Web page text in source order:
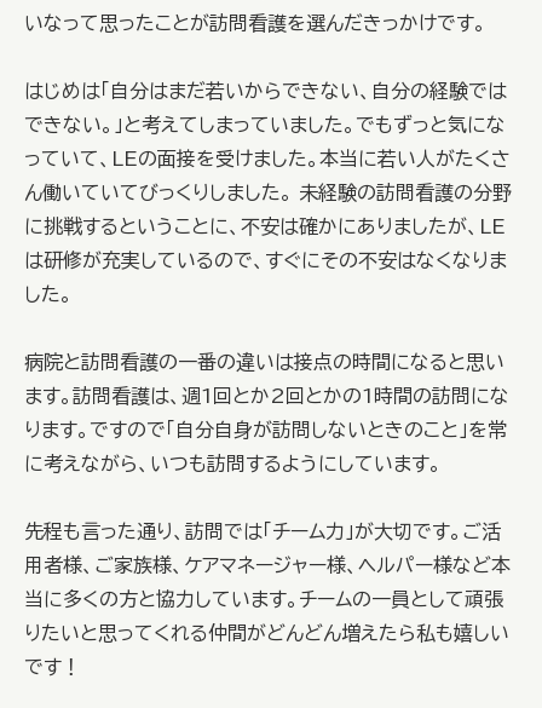
いなって思ったことが訪問看護を選んだきっかけです。
はじめは「自分はまだ若いからできない、自分の経験では
できない。」と考えてしまっていました。でもずっと気にな
っていて、LEの面接を受けました。本当に若い人がたくさ
ん働いていてびっくりしました。 未経験の訪問看護の分野
に挑戦するということに、不安は確かにありましたが、LE
は研修が充実しているので、すぐにその不安はなくなりま
した。
病院と訪問看護の一番の違いは接点の時間になると思い
ます。訪問看護は、週1回とか2回とかの1時間の訪問にな
ります。ですので「自分自身が訪問しないときのこと」を常
に考えながら、いつも訪問するようにしています。
先程も言った通り、訪問では「チーム力」が大切です。ご活
用者様、ご家族様、ケアマネージャー様、ヘルパー様など本
当に多くの方と協力しています。チームの一員として頑張
りたいと思ってくれる仲間がどんどん増えたら私も嬉しい
です！